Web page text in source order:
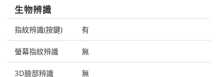
生物辨識
指紋辨識(按鍵) 有
螢幕指紋辨識 無
3D臉部辨識 無